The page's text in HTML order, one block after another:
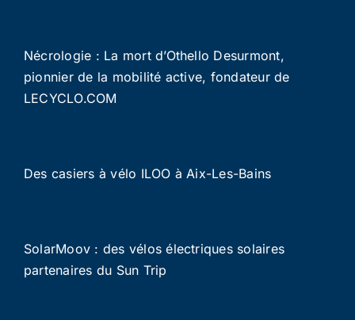
Nécrologie : La mort d’Othello Desurmont,
pionnier de la mobilité active, fondateur de
LECYCLO.COM
Des casiers à vélo ILOO à Aix-Les-Bains
SolarMoov : des vélos électriques solaires
partenaires du Sun Trip